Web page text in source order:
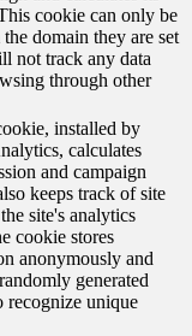
cookie can only be
domain they are set
not track any data
through other
installed by
calculates
and campaign
keeps track of site
site's analytics
cookie stores
anonymously and
generated
recognize unique